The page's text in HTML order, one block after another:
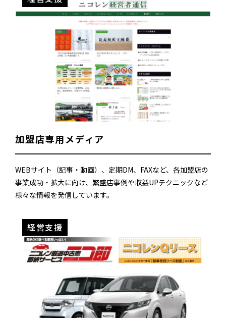
加盟店専用メディア
WEBサイト（記事・動画）、定期DM、FAXなど、各加盟店の
事業成功・拡大に向け、繁盛店事例や収益UPテクニックなど
様々な情報を発信しています。
経営支援